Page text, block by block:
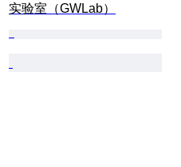
实验室（GWLab）